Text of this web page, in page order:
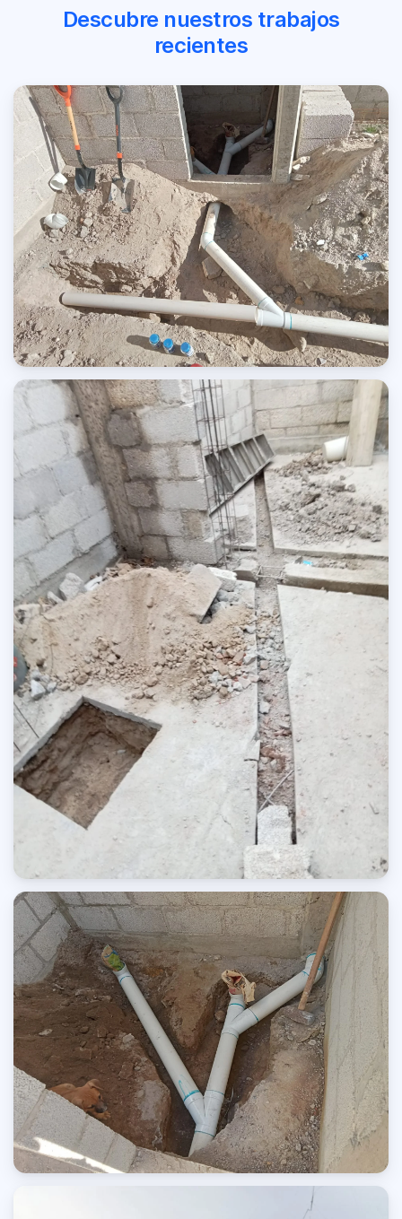
Descubre nuestros trabajos
recientes